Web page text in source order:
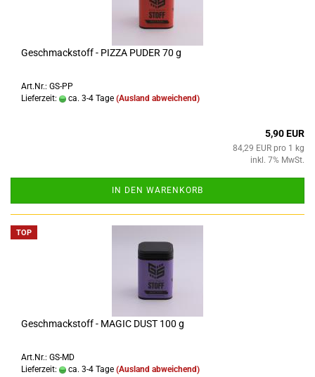
Geschmackstoff - PIZZA PUDER 70 g
Art.Nr.: GS-PP
Lieferzeit:
ca. 3-4 Tage (Ausland abweichend)
5,90 EUR
84,29 EUR pro 1 kg
inkl. 7% MwSt.
IN DEN WARENKORB
TOP
Geschmackstoff - MAGIC DUST 100 g
Art.Nr.: GS-MD
Lieferzeit:
ca. 3-4 Tage (Ausland abweichend)